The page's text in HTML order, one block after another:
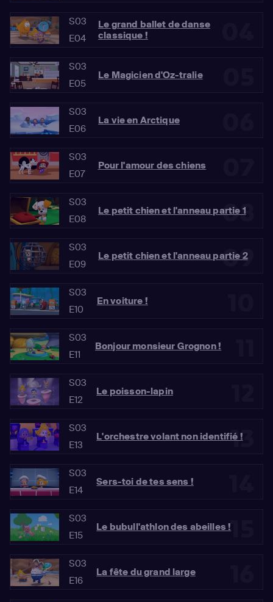
S03
E04
Le grand ballet de danse
classique !
S03
E05
Le Magicien d'Oz-tralie
S03
E06
La vie en Arctique
S03
E07
Pour l'amour des chiens
08
S03
E08
Le petit chien et l'anneau partie 1
09
S03
E09
Le petit chien et l'anneau partie 2
S03
E10
En voiture !
S03
E11
Bonjour monsieur Grognon !
S03
E12
Le poisson-lapin
13
S03
E13
L'orchestre volant non identifié !
S03
E14
Sers-toi de tes sens !
15
S03
E15
Le bubull'athlon des abeilles !
S03
E16
La fête du grand large